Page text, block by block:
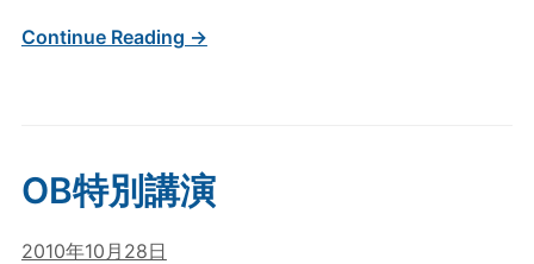
Continue Reading →
OB特別講演
2010年10月28日